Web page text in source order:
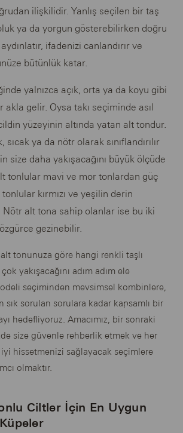
ilişkilidir. Yanlış seçilen bir taş
ya da yorgun gösterebilirken doğru
ifadenizi canlandırır ve
bütünlük katar.
yalnızca açık, orta ya da koyu gibi
gelir. Oysa takı seçiminde asıl
yüzeyinin altında yatan alt tondur.
ya da nötr olarak sınıflandırılır
size daha yakışacağını büyük ölçüde
tonlular mavi ve mor tonlardan güç
tonlular kırmızı ve yeşilin derin
Nötr alt tona sahip olanlar ise bu iki
gezinebilir.
tonunuza göre hangi renkli taşlı
yakışacağını adım adım ele
seçiminden mevsimsel kombinlere,
sık sorulan sorulara kadar kapsamlı bir
hedefliyoruz. Amacımız, bir sonraki
size güvenle rehberlik etmek ve her
hissetmenizi sağlayacak seçimlere
olmaktır.
Ciltler İçin En Uygun